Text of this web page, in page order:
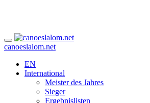
canoeslalom.net
EN
International
Meister des Jahres
Sieger
Ergebnislisten